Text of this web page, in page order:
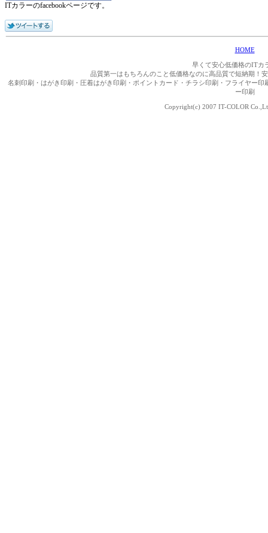
ITカラーのfacebookページです。
HOME
早くて安心低価格のITカ
品質第一はもちろんのこと低価格なのに高品質で短納期！
名刺印刷・はがき印刷・圧着はがき印刷・ポイントカード・チラシ印刷・フライヤー
ー印刷
Copyright(c) 2007 IT-COLOR